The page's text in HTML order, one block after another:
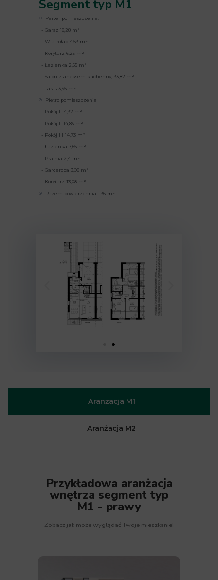
Segment typ M1
Parter pomieszczenia:
- Garaż 18,28 m²
- Wiatrołap 4,53 m²
- Korytarz 6,26 m²
- Łazienka 2,65 m²
- Salon z aneksem kuchenny, 33,82 m²
- Taras 3,95 m²
Pietro pomieszczenia
- Pokój I 14,32 m²
- Pokój II 14,85 m²
- Pokój III 14,73 m²
- Łazienka 7,65 m²
- Pralnia 2,4 m²
- Garderoba 3,08 m²
- Korytarz 13,08 m²
Razem powierzchnia: 136 m²
Aranżacja M1
Aranżacja M2
Przykładowa aranżacja
wnętrza segment typ
M1 - prawy
Zobacz jak może wyglądać Twoje mieszkanie!